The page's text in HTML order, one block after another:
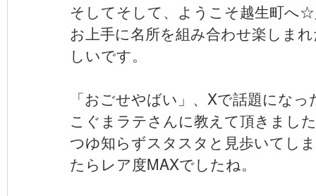
そしてそして、ようこそ越生町へ
お上手に名所を組み合わせ楽しま
しいです。
「おごせやばい」、Xで話題にな
こぐまラテさんに教えて頂きまし
つゆ知らずスタスタと見歩いてし
たらレア度MAXでしたね。